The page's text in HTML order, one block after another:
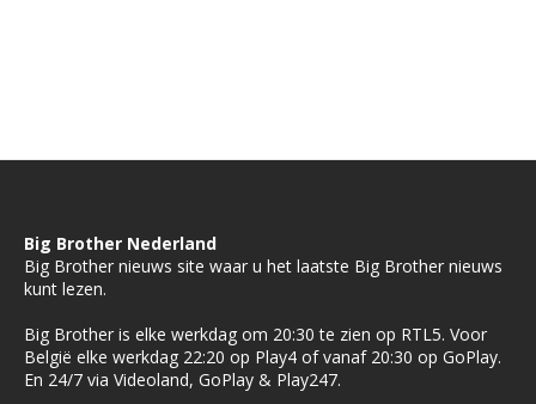
Big Brother Nederland
Big Brother nieuws site waar u het laatste Big Brother nieuws
kunt lezen.
Big Brother is elke werkdag om 20:30 te zien op RTL5. Voor
België elke werkdag 22:20 op Play4 of vanaf 20:30 op GoPlay.
En 24/7 via Videoland, GoPlay & Play247.